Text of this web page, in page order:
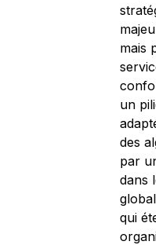
mais
un
des
par
dans
qui